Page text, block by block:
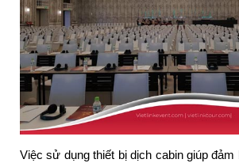
Việc sử dụng thiết bị dịch cabin giúp đảm